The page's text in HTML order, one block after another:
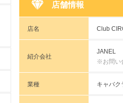
店舗情報
店名 Club
紹介会社
JANEL
※お問い
業種 キャバク